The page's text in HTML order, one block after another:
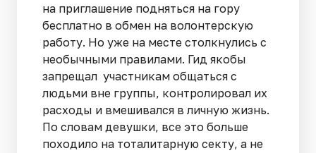
на приглашение подняться на гору
бесплатно в обмен на волонтерскую
работу. Но уже на месте столкнулись с
необычными правилами. Гид якобы
запрещал участникам общаться с
людьми вне группы, контролировал их
расходы и вмешивался в личную жизнь.
По словам девушки, все это больше
походило на тоталитарную секту, а не